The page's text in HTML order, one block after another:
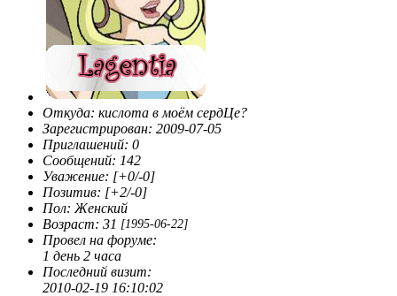
Откуда: кислота в моём сердЦе?
Зарегистрирован: 2009-07-05
Приглашений: 0
Сообщений: 142
Уважение: [+0/-0]
Позитив: [+2/-0]
Пол: Женский
Возраст: 31 [1995-06-22]
Провел на форуме:
1 день 2 часа
Последний визит:
2010-02-19 16:10:02